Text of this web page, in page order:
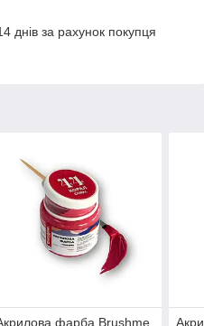
днів за рахунок покупця
фарба Brushme